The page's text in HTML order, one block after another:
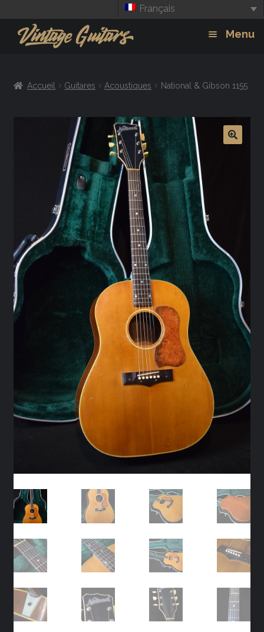
Français
Menu
Amplis
Accueil Guitares Acoustiques National & Gibson 1155